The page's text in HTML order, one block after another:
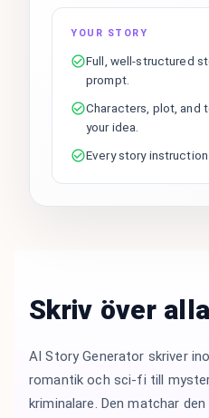
YOUR STORY
Full, well-structured
prompt.
Characters, plot, and
your idea.
Every story
Skriv över
AI Story Generator skriver
romantik och sci-fi till
kriminalare. Den matchar